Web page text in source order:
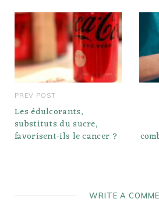
PREV POST
Les édulcorants,
substituts du sucre,
favorisent-ils le cancer ?
WRITE A